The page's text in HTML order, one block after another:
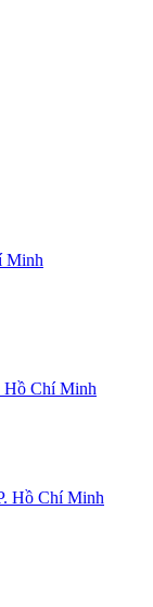
Minh
Hồ Chí Minh
Hồ Chí Minh